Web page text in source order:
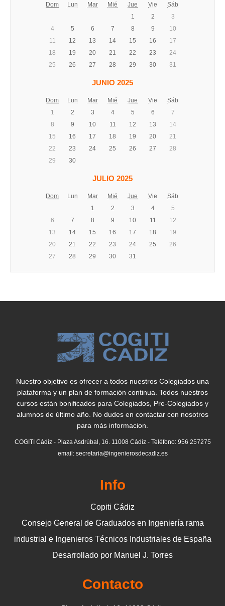
Dom Lun Mar Mié Jue Vie
Sáb
1
2
3
4
5 6 7 8 9
10
11
12 13 14 15 16
17
18
19 20 21 22 23
24
25
26 27 28 29 30 31
JUNIO 2025
Dom Lun Mar Mié Jue Vie
Sáb
1
2 3 4 5 6
7
8
9 10 11 12 13
14
15
16 17 18 19 20
21
22
23 24 25 26 27
28
29
30
JULIO 2025
Dom Lun Mar Mié Jue Vie
Sáb
1
2 3 4
5
6
7 8 9 10 11
12
13
14 15 16 17 18
19
20
21 22 23 24 25
26
27
28 29 30 31
Nuestro objetivo es ofrecer a todos nuestros Colegiados una
plataforma y un plan de formación continua. Todos nuestros
cursos están bonificados para Colegiados, Pre-Colegiados y
alumnos de último año. No dudes en contactar con nosotros
para más informacion.
COGITI Cádiz - Plaza Asdrúbal, 16. 11008 Cádiz - Teléfono: 956 257275
email: secretaria@ingenierosdecadiz.es
Info
Copiti Cádiz
Consejo General de Graduados en Ingeniería rama
industrial e Ingenieros Técnicos Industriales de España
Desarrollado por Manuel J. Torres
Contacto